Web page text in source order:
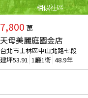
相似社區
7,800 萬
天母美麗庭園金店
台北市士林區中山北路七段
建坪53.91 1廳1衛 48.9年